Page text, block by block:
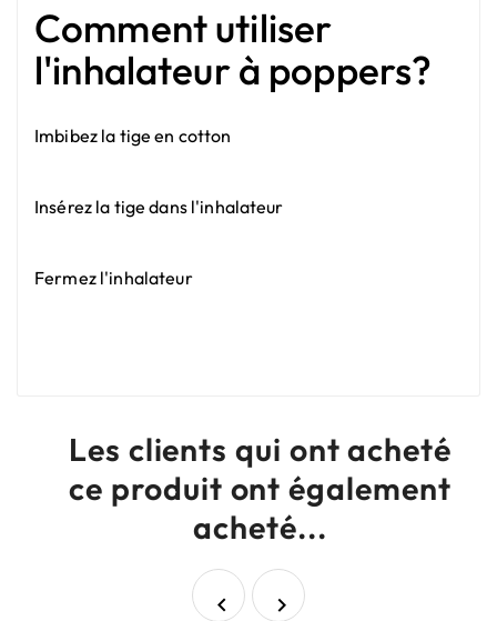
Comment utiliser
l'inhalateur à poppers?
Imbibez la tige en cotton
Insérez la tige dans l'inhalateur
Fermez l'inhalateur
Les clients qui ont acheté
ce produit ont également
acheté...
 